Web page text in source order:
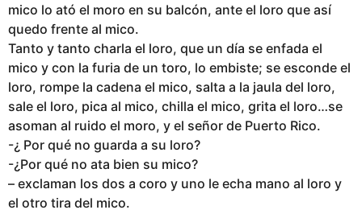
mico lo ató el moro en su balcón, ante el loro que así
quedo frente al mico.
Tanto y tanto charla el loro, que un día se enfada el
mico y con la furia de un toro, lo embiste; se esconde el
loro, rompe la cadena el mico, salta a la jaula del loro,
sale el loro, pica al mico, chilla el mico, grita el loro…se
asoman al ruido el moro, y el señor de Puerto Rico.
-¿ Por qué no guarda a su loro?
-¿Por qué no ata bien su mico?
– exclaman los dos a coro y uno le echa mano al loro y
el otro tira del mico.